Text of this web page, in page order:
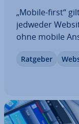
„Mobile-first“
jedweder
ohne mobile
ten rechnen
Ratgeber